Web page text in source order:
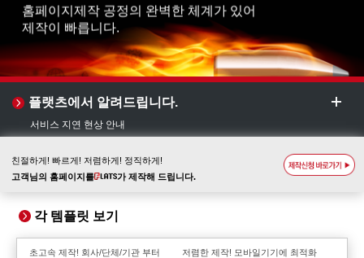
제작이 빠릅니다.
플랫츠에서 알려드립니다.
서비스 지연 현상 안내
5월 공휴일 업무 휴무 안내
sms 모듈 변경 사항 안내
친절하게! 빠르게! 저렴하게! 정직하게!
고객님의 홈페이지를
가 제작해 드립니다.
각 템플릿 보기
초고속 제작! 회사/단체/기관 부터
저렴한 제작! 모바일기기에 최적화